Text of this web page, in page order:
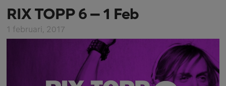
RIX TOPP 6 – 1 Feb
1 februari, 2017